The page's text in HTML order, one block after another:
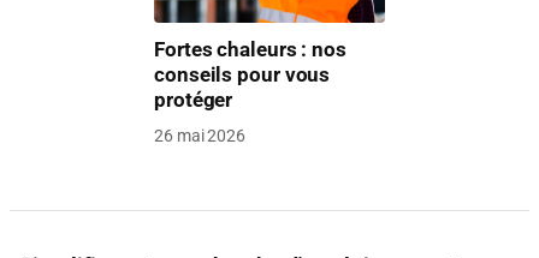
Fortes chaleurs : nos
conseils pour vous
protéger
26 mai 2026